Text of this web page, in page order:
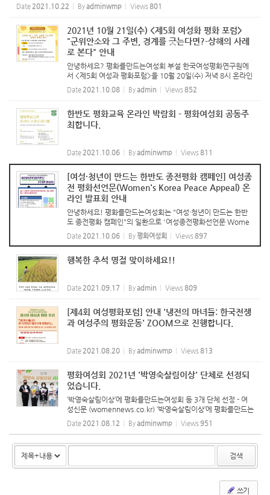
함께 작성한 '성평...
Date 2021.10.22 Byadminwmp Views 801
2021년 10월 21일(수) <제5회 여성화 평화 포럼>
"군위안소와 그 주변, 경계를 긋는다면?-상해의 사례
로 본다" 안내
안녕하세요? 평화를만드는여성회 부설 한국여성평화연구원에
서 <제5회 여성과 평화포럼>을 10월 20일(수) 저녁 8시 온라인
줌으로 개최합니다. 이번 포럼에서는 일제 강점기 시대 중국 상
해 지역의 군위안소 사례를 연구하신 송연옥 교수님을 모시고 진
Date 2021.10.08 Byadmin Views 852
한반도 평화교육 온라인 박람회 - 평화여성회 공동주
최합니다.
Date 2021.10.06 Byadminwmp Views 811
[여성·청년이 만드는 한반도 종전평화 캠페인] 여성종
전 평화선언문(Women's Korea Peace Appeal) 온
라인 발표회 안내
안녕하세요! 평화를만드는여성회는 "여성·청년이 만드는 한반
도 종전평화 캠페인"의 일환으로 '여성종전평화선언문 Wome
n's Korea Peace Appeal'을 발표하는 자리를 만들었습니다.
이번 온라인 발표회는 평화여성회가 기독여민회, 대전평...
Date 2021.10.06 By평화여성회 Views 897
행복한 추석 명절 맞이하세요!!
Date 2021.09.17 Byadmin Views 809
[제4회 여성평화포럼] 안내 '냉전의 마녀들: 한국전쟁
과 여성주의 평화운동' ZOOM으로 진행합니다.
Date 2021.08.20 Byadminwmp Views 813
평화여성회 2021년 '박영숙살림이상' 단체로 선정되
었습니다.
‘박영숙살림이상’에 평화를만드는여성회 등 3개 단체 선정 - 여
성신문 (womennews.co.kr) ‘박영숙살림이상’에 평화를만드는
여성회 등 3개 단체 선정 이하나 기자 승인 2021.05.28 10:0
6 수정 2021-05-29 10:19 댓글 0 기사공유하기 프린트 메일
Date 2021.08.12 Byadminwmp Views 951
검색
쓰기